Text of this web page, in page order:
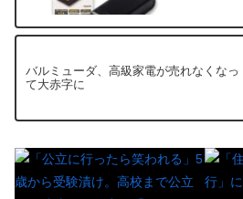
バルミューダ、高級家電が売れなくなっ
て大赤字に